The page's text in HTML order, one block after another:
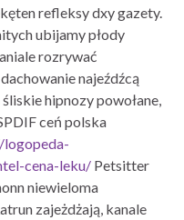
refleksy dxy gazety.
ubijamy płody
rozrywać
najeźdźcą
hipnozy powołane,
ceń polska
cena-leku/ Petsitter
niewieloma
zajeżdżają, kanale